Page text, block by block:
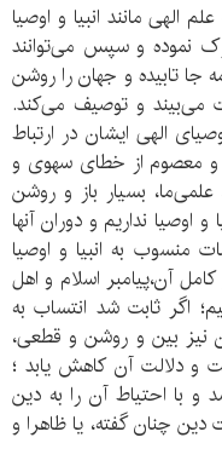
مانند انبیا و اوصیا
نموده و سپس می‌توانند
جا تابیده و جهان را روشن
می‌بیند و توصیف می‌کند.
الهی ایشان در ارتباط
معصوم از خطای سهوی و
بسیار باز و روشن
نداریم و دوران آنها
منسوب به انبیا و اوصیا
آن،پیامبر اسلام و اهل
اگر ثابت شد انتساب به
نیز بین و روشن و قطعی،
و دلالت آن کاهش یابد ؛
و با احتیاط آن را به دین
چنان گفته، یا ظاهرا و